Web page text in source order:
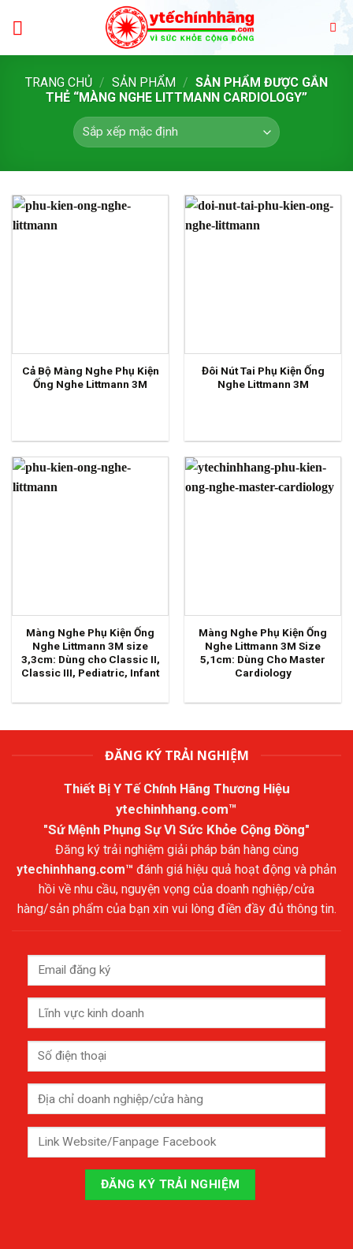
TRANG CHỦ / SẢN PHẨM / SẢN PHẨM ĐƯỢC GẮN
THẺ “MÀNG NGHE LITTMANN CARDIOLOGY”
Cả Bộ Màng Nghe Phụ Kiện
Ống Nghe Littmann 3M
Đôi Nút Tai Phụ Kiện Ống
Nghe Littmann 3M
Màng Nghe Phụ Kiện Ống
Nghe Littmann 3M size
3,3cm: Dùng cho Classic II,
Classic III, Pediatric, Infant
Màng Nghe Phụ Kiện Ống
Nghe Littmann 3M Size
5,1cm: Dùng Cho Master
Cardiology
ĐĂNG KÝ TRẢI NGHIỆM
Thiết Bị Y Tế Chính Hãng Thương Hiệu
ytechinhhang.com™
"Sứ Mệnh Phụng Sự Vì Sức Khỏe Cộng Đồng"
Đăng ký trải nghiệm giải pháp bán hàng cùng
ytechinhhang.com™ đánh giá hiệu quả hoạt động và phản
hồi về nhu cầu, nguyện vọng của doanh nghiệp/cửa
hàng/sản phẩm của bạn xin vui lòng điền đầy đủ thông tin.